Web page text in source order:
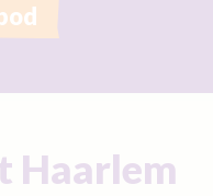
Haarlem